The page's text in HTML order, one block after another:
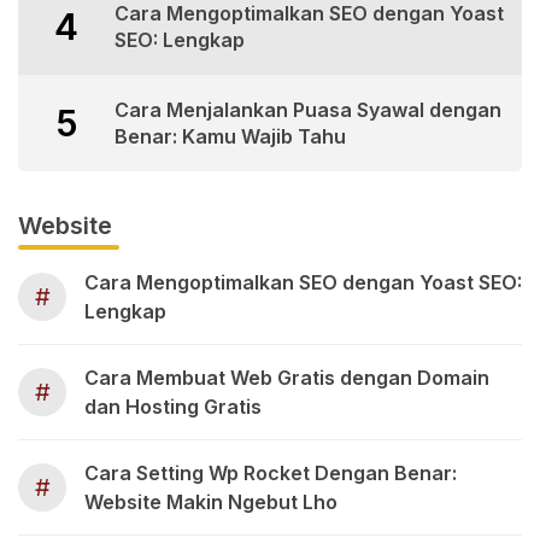
4
Cara Mengoptimalkan SEO dengan Yoast
SEO: Lengkap
5
Cara Menjalankan Puasa Syawal dengan
Benar: Kamu Wajib Tahu
Website
#
Cara Mengoptimalkan SEO dengan Yoast SEO:
Lengkap
#
Cara Membuat Web Gratis dengan Domain
dan Hosting Gratis
#
Cara Setting Wp Rocket Dengan Benar:
Website Makin Ngebut Lho